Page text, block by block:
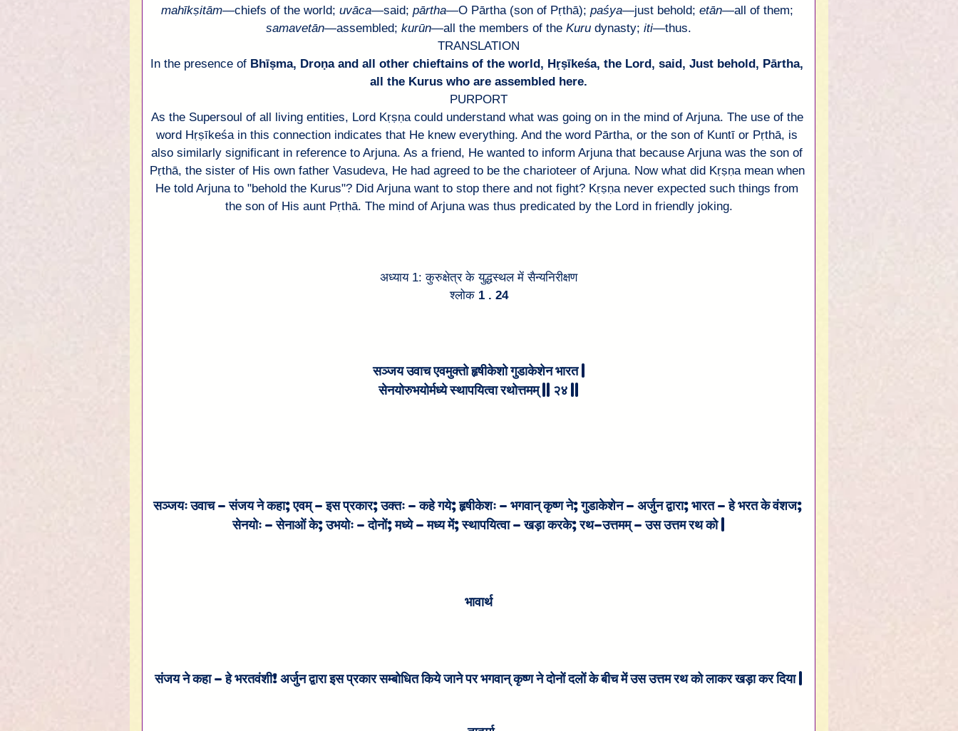
mahīkṣitām—chiefs of the world; uvāca—said; pārtha—O Pārtha (son of Pṛthā); paśya—just behold; etān—all of them;
samavetān—assembled; kurūn—all the members of the Kuru dynasty; iti—thus.
TRANSLATION
In the presence of Bhīṣma, Droṇa and all other chieftains of the world, Hṛṣīkeśa, the Lord, said, Just behold, Pārtha,
all the Kurus who are assembled here.
PURPORT
As the Supersoul of all living entities, Lord Kṛṣṇa could understand what was going on in the mind of Arjuna. The use of the
word Hṛṣīkeśa in this connection indicates that He knew everything. And the word Pārtha, or the son of Kuntī or Pṛthā, is
also similarly significant in reference to Arjuna. As a friend, He wanted to inform Arjuna that because Arjuna was the son of
Pṛthā, the sister of His own father Vasudeva, He had agreed to be the charioteer of Arjuna. Now what did Kṛṣṇa mean when
He told Arjuna to "behold the Kurus"? Did Arjuna want to stop there and not fight? Kṛṣṇa never expected such things from
the son of His aunt Pṛthā. The mind of Arjuna was thus predicated by the Lord in friendly joking.
अध्याय 1: कुरुक्षेत्र के युद्धस्थल में सैन्यनिरीक्षण
श्लोक 1 . 24
सञ्जय उवाच एवमुक्तो हृषीकेशो गुडाकेशेन भारत |
सेनयोरुभयोर्मध्ये स्थापयित्वा रथोत्तमम् || २४ ||
सञ्जयः उवाच – संजय ने कहा; एवम् – इस प्रकार; उक्तः – कहे गये; हृषीकेशः – भगवान् कृष्ण ने; गुडाकेशेन – अर्जुन द्वारा; भारत – हे भरत के वंशज;
सेनयोः – सेनाओं के; उभयोः – दोनों; मध्ये – मध्य में; स्थापयित्वा – खड़ा करके; रथ-उत्तमम् – उस उत्तम रथ को |
भावार्थ
संजय ने कहा - हे भरतवंशी! अर्जुन द्वारा इस प्रकार सम्बोधित किये जाने पर भगवान् कृष्ण ने दोनों दलों के बीच में उस उत्तम रथ को लाकर खड़ा कर दिया |